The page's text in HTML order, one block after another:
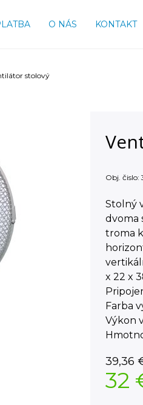
O NÁS KONTAKT
stolový
Obj. čislo:
Stolný
dvoma
troma
x 22 x
Farba
Výkon
39,36
32